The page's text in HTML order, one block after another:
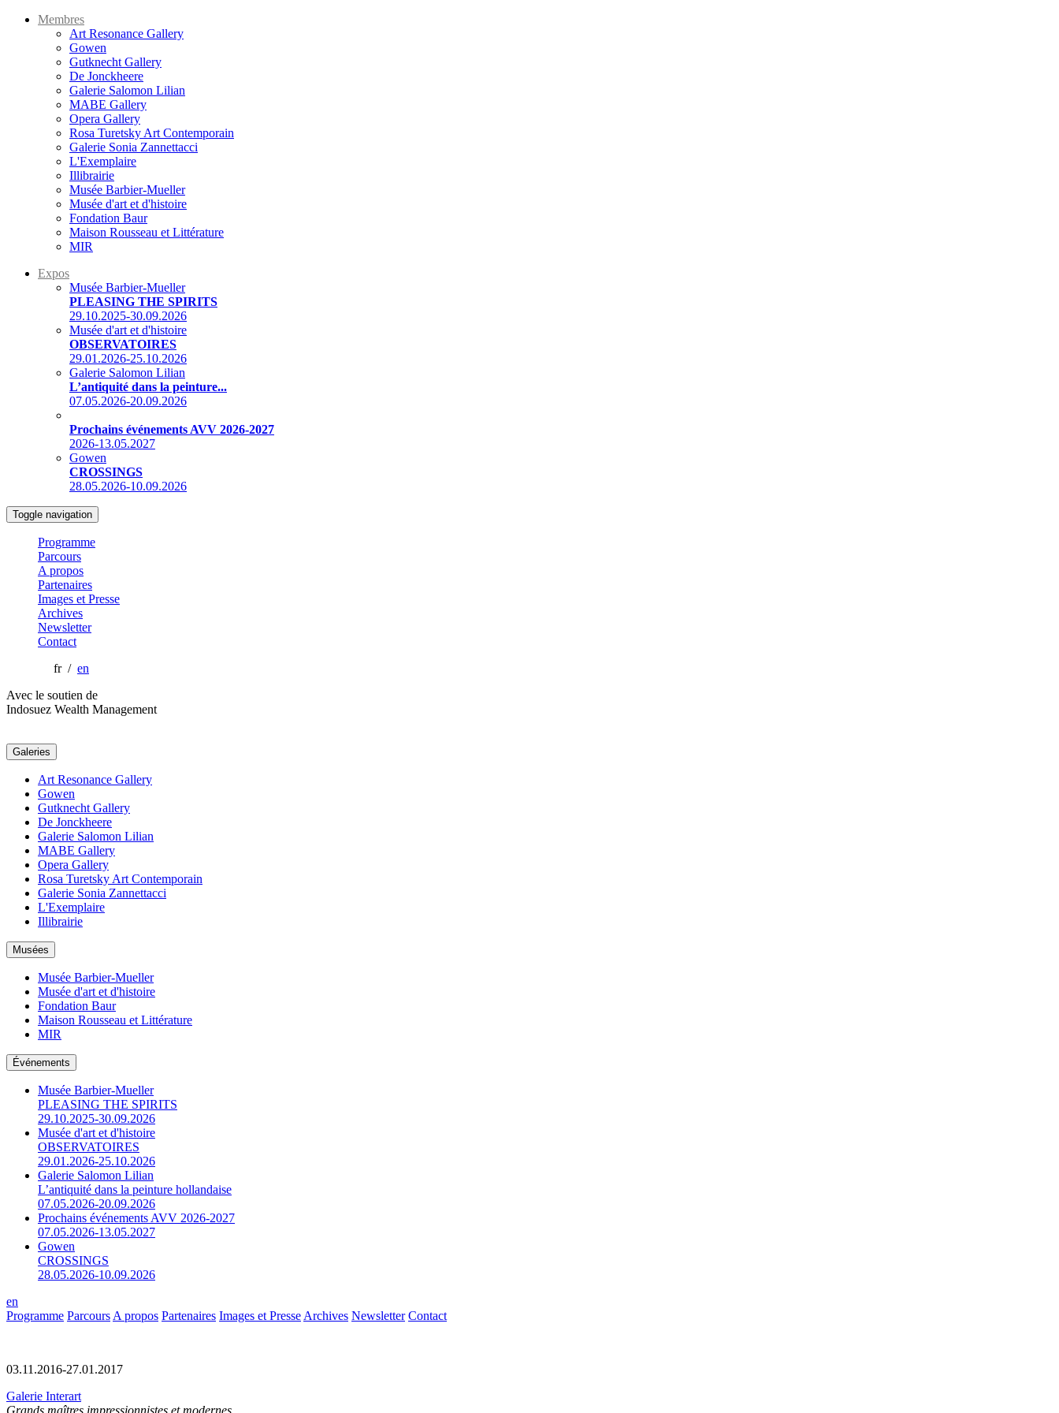
Membres
Art Resonance Gallery
Gowen
Gutknecht Gallery
De Jonckheere
Galerie Salomon Lilian
MABE Gallery
Opera Gallery
Rosa Turetsky Art Contemporain
Galerie Sonia Zannettacci
L'Exemplaire
Illibrairie
Musée Barbier-Mueller
Musée d'art et d'histoire
Fondation Baur
Maison Rousseau et Littérature
MIR
Expos
Musée Barbier-Mueller
PLEASING THE SPIRITS
29.10.2025-30.09.2026
Musée d'art et d'histoire
OBSERVATOIRES
29.01.2026-25.10.2026
Galerie Salomon Lilian
L’antiquité dans la peinture...
07.05.2026-20.09.2026
Prochains événements AVV 2026-2027
2026-13.05.2027
Gowen
CROSSINGS
28.05.2026-10.09.2026
Toggle navigation
Programme
Parcours
A propos
Partenaires
Images et Presse
Archives
Newsletter
Contact
fr / en
Avec le soutien de
Indosuez Wealth Management
Galeries
Art Resonance Gallery
Gowen
Gutknecht Gallery
De Jonckheere
Galerie Salomon Lilian
MABE Gallery
Opera Gallery
Rosa Turetsky Art Contemporain
Galerie Sonia Zannettacci
L'Exemplaire
Illibrairie
Musées
Musée Barbier-Mueller
Musée d'art et d'histoire
Fondation Baur
Maison Rousseau et Littérature
MIR
Événements
Musée Barbier-Mueller
PLEASING THE SPIRITS
29.10.2025-30.09.2026
Musée d'art et d'histoire
OBSERVATOIRES
29.01.2026-25.10.2026
Galerie Salomon Lilian
L’antiquité dans la peinture hollandaise
07.05.2026-20.09.2026
Prochains événements AVV 2026-2027
07.05.2026-13.05.2027
Gowen
CROSSINGS
28.05.2026-10.09.2026
en
Programme Parcours A propos Partenaires Images et Presse Archives Newsletter Contact
03.11.2016-27.01.2017
Galerie Interart
Grands maîtres impressionnistes et modernes